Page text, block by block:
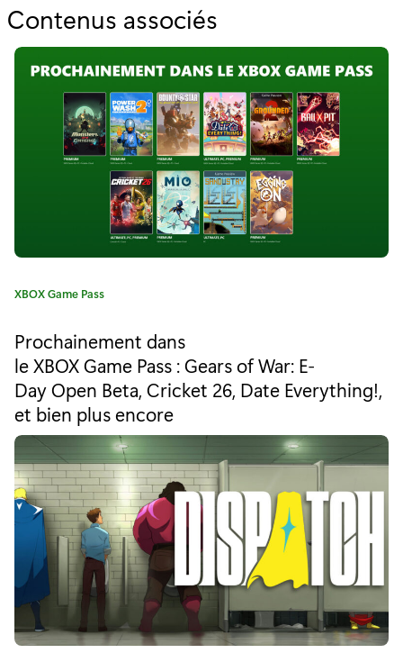
Contenus associés
o
u
r
"
I
m
m
e
z
-
v
o
u
s
d
a
C
é
g
o
i
e
:
XBOX Game Pass
Prochainement dans
le XBOX Game Pass : Gears of War: E-
Day Open Beta, Cricket 26, Date Everything!,
et bien plus encore